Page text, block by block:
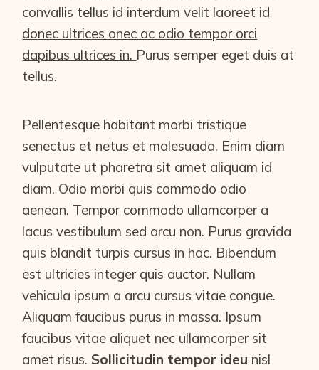
convallis tellus id interdum velit laoreet id
donec ultrices onec ac odio tempor orci
dapibus ultrices in. Purus semper eget duis at
tellus.
Pellentesque habitant morbi tristique
senectus et netus et malesuada. Enim diam
vulputate ut pharetra sit amet aliquam id
diam. Odio morbi quis commodo odio
aenean. Tempor commodo ullamcorper a
lacus vestibulum sed arcu non. Purus gravida
quis blandit turpis cursus in hac. Bibendum
est ultricies integer quis auctor. Nullam
vehicula ipsum a arcu cursus vitae congue.
Aliquam faucibus purus in massa. Ipsum
faucibus vitae aliquet nec ullamcorper sit
amet risus. Sollicitudin tempor ideu nisl